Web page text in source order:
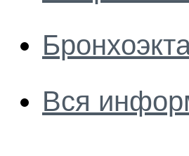
Вся